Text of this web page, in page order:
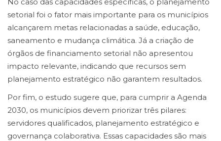
No caso das capacidades específicas, o planejamento
setorial foi o fator mais importante para os municípios
alcançarem metas relacionadas a saúde, educação,
saneamento e mudança climática. Já a criação de
órgãos de financiamento setorial não apresentou
impacto relevante, indicando que recursos sem
planejamento estratégico não garantem resultados.
Por fim, o estudo sugere que, para cumprir a Agenda
2030, os municípios devem priorizar três pilares:
servidores qualificados, planejamento estratégico e
governança colaborativa. Essas capacidades são mais